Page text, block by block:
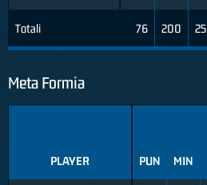
Totali 76 200 25
Meta Formia
PLAYER PUN MIN